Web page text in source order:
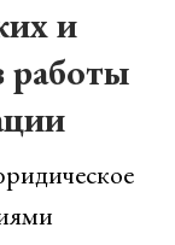
и
работы